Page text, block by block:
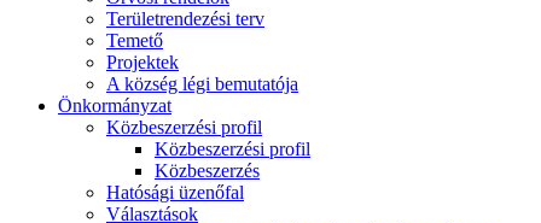
Területrendezési terv
Temető
Projektek
A község légi bemutatója
Önkormányzat
Közbeszerzési profil
Közbeszerzési profil
Közbeszerzés
Hatósági üzenőfal
Választások